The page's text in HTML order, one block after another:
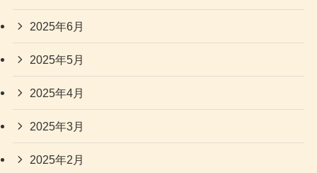
2025年6月
2025年5月
2025年4月
2025年3月
2025年2月